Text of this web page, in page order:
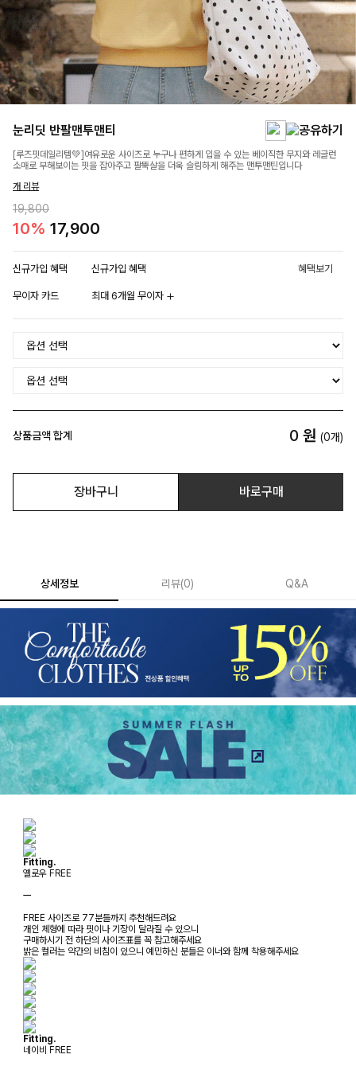
눈리딧 반팔맨투맨티
[루즈핏데일리템💚]여유로운 사이즈로 누구나 편하게 입을 수 있는 베이직한 무지와 레글런
소매로 부해보이는 핏을 잡아주고 팔뚝살을 더욱 슬림하게 해주는 맨투맨틴입니다
개 리뷰
19,800
10% 17,900
신규가입 혜택 신규가입 혜택 혜택보기
무이자 카드 최대 6개월 무이자
상품금액 합계 0 원 (0개)
장바구니 바로구매
상세정보 리뷰(0) Q&A
Fitting.
옐로우 FREE
ㅡ
FREE 사이즈로 77분들까지 추천해드려요
개인 체형에 따라 핏이나 기장이 달라질 수 있으니
구매하시기 전 하단의 사이즈표를 꼭 참고해주세요
밝은 컬러는 약간의 비침이 있으니 예민하신 분들은 이너와 함께 착용해주세요
Fitting.
네이비 FREE